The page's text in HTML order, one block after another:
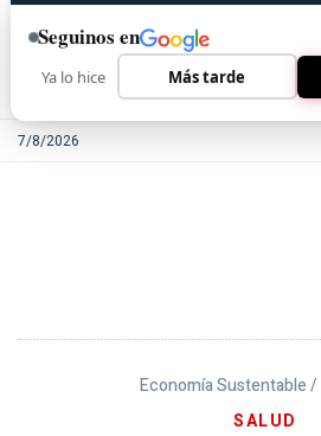
7/8/2026
Economía Sustentable /
SALUD
Seguinos en
Ya lo hice Más tarde